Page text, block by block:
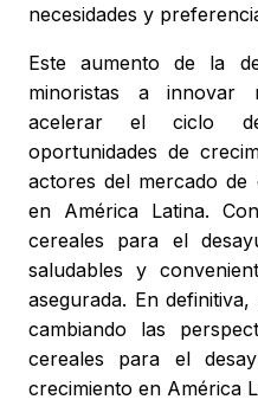
necesidades y
Este aumento de la
minoristas a innovar
acelerar el ciclo
oportunidades de
actores del mercado de
en América Latina.
cereales para el
saludables y
asegurada. En
cambiando las
cereales para el
crecimiento en América